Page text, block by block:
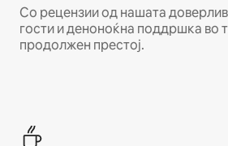
Со рецензии од нашата
гости и деноноќна поддршка во
продолжен престој.